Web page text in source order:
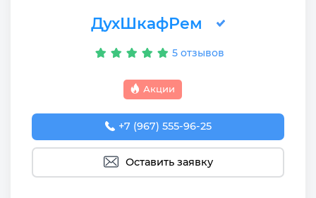
ДухШкафРем
5 отзывов
Акции
+7 (967) 555-96-25
Оставить заявку